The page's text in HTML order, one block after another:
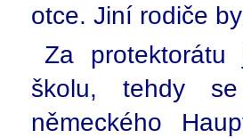
otce. Jiní rodiče
Za
školu, tehdy
německého